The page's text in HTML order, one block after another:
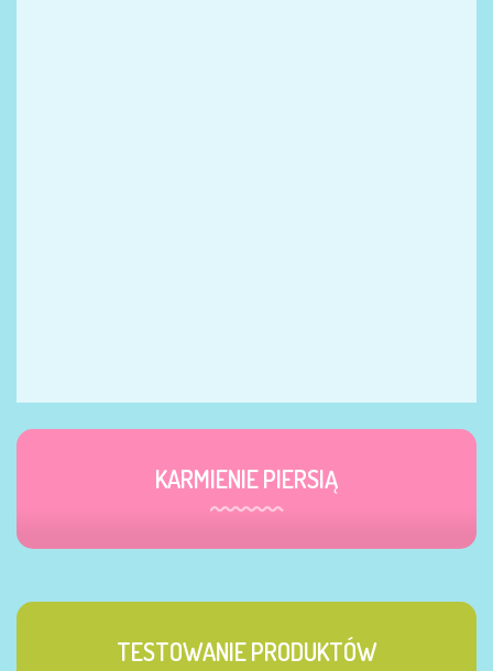
KARMIENIE PIERSIĄ
TESTOWANIE PRODUKTÓW